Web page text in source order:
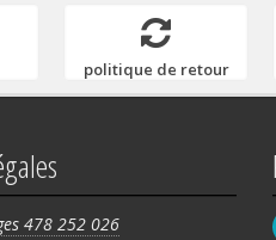
politique de retour
478 252 026